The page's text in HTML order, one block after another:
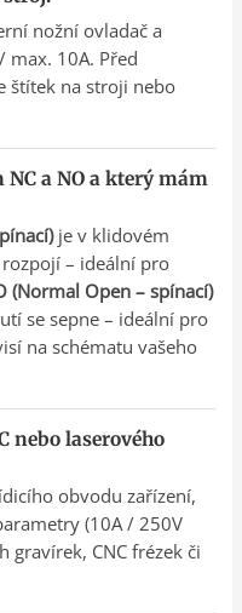
nožní ovladač a
max. 10A. Před
štítek na stroji nebo
a NO a který mám
je v klidovém
– ideální pro
(Normal Open – spínací)
se sepne – ideální pro
na schématu vašeho
nebo laserového
obvodu zařízení,
(10A / 250V
gravírek, CNC frézek či